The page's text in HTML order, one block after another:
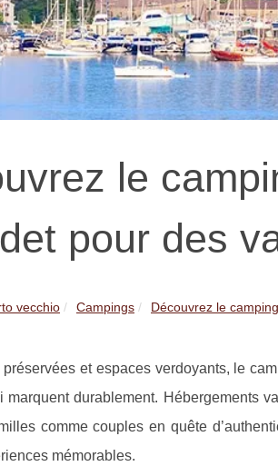
le
pour des
vecchio Campings Découvrez le
préservées et espaces verdoyants, le
marquent durablement. Hébergements
comme couples en quête
mémorables.